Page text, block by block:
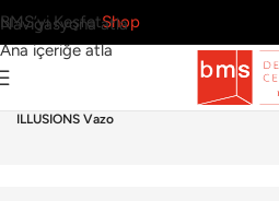
Navigasyona atla
Ana içeriğe atla
BMS’yi KeşfetShop
Poltrona Frau ›
ILLUSIONS Vazo